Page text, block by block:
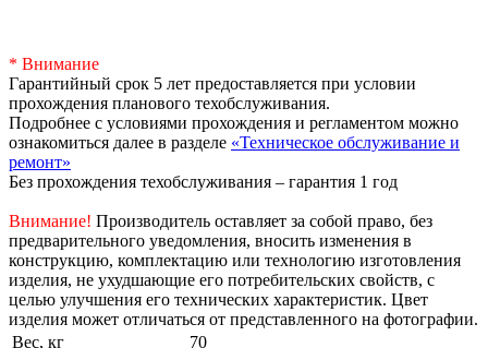
* Внимание
Гарантийный срок 5 лет предоставляется при условии
прохождения планового техобслуживания.
Подробнее с условиями прохождения и регламентом можно
ознакомиться далее в разделе «Техническое обслуживание и
ремонт»
Без прохождения техобслуживания – гарантия 1 год
Внимание! Производитель оставляет за собой право, без
предварительного уведомления, вносить изменения в
конструкцию, комплектацию или технологию изготовления
изделия, не ухудшающие его потребительских свойств, с
целью улучшения его технических характеристик. Цвет
изделия может отличаться от представленного на фотографии.
Вес, кг
70